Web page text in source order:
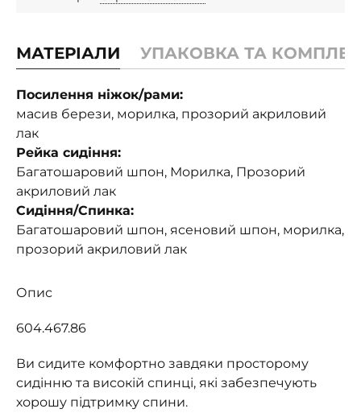
МАТЕРІАЛИ УПАКОВКА ТА
Посилення ніжок/рами:
масив берези, морилка, прозорий акриловий
лак
Рейка сидіння:
Багатошаровий шпон, Морилка, Прозорий
акриловий лак
Сидіння/Спинка:
Багатошаровий шпон, ясеновий шпон, морилка,
прозорий акриловий лак
Опис
604.467.86
Ви сидите комфортно завдяки просторому
сидінню та високій спинці, які забезпечують
хорошу підтримку спини.